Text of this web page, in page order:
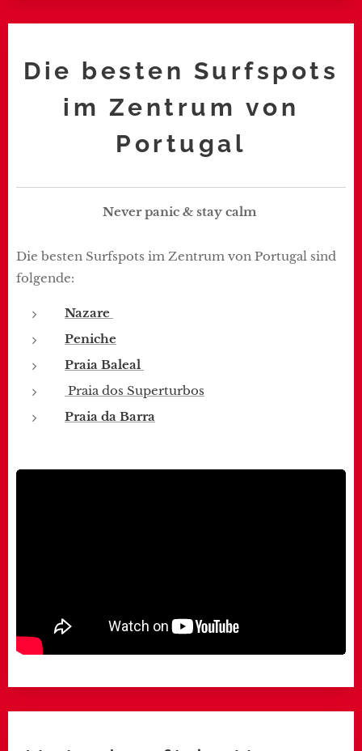
Die besten Surfspots
im Zentrum von
Portugal
Never panic & stay calm
Die besten Surfspots im Zentrum von Portugal sind
folgende:
Nazare
Peniche
Praia Baleal
Praia dos Superturbos
Praia da Barra